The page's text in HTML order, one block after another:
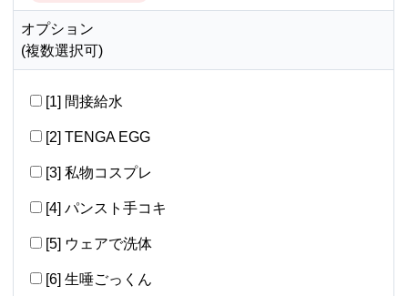
オプション
(複数選択可)
[1] 間接給水
[2] TENGA EGG
[3] 私物コスプレ
[4] パンスト手コキ
[5] ウェアで洗体
[6] 生唾ごっくん